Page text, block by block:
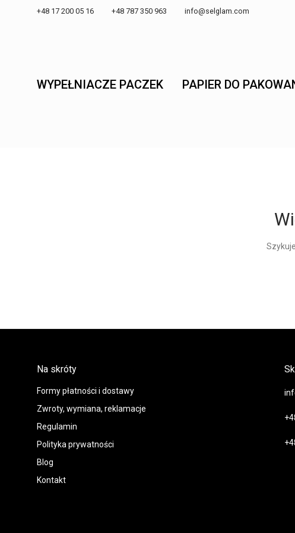
+48 17 200 05 16 +48 787 350 963 info@selglam.com
WYPEŁNIACZE PACZEK PAPIER DO
Na skróty
Formy płatności i dostawy
Zwroty, wymiana, reklamacje
Regulamin
Polityka prywatności
Blog
Kontakt